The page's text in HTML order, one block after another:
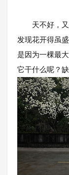
天不好，又
发现花开得虽
是因为一棵最
它干什么呢？